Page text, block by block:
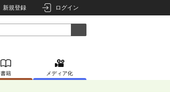
新規登録 ログイン
書籍 メディア化